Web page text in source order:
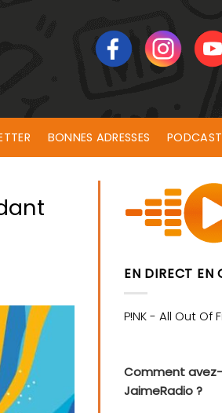
BONNES ADRESSES
EN DIRECT EN
Comment
JaimeRadio ?